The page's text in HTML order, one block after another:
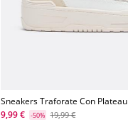
Sneakers Traforate Con Plateau
9,99 €
-50% 19,99 €